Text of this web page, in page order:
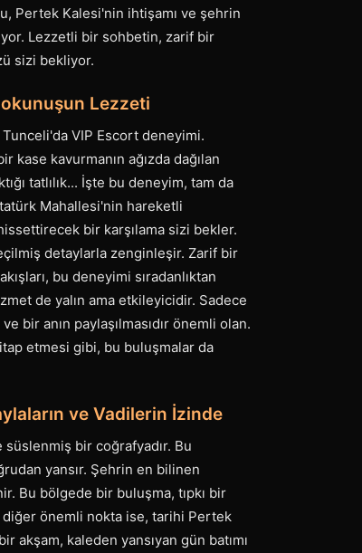
Pertek Kalesi'nin ihtişamı ve şehrin
Lezzetli bir sohbetin, zarif bir
sizi bekliyor.
Lezzeti
Tunceli'da VIP Escort deneyimi.
kase kavurmanın ağızda dağılan
tatlılık... İşte bu deneyim, tam da
Mahallesi'nin hareketli
bir karşılama sizi bekler.
detaylarla zenginleşir. Zarif bir
bu deneyimi sıradanlıktan
de yalın ama etkileyicidir. Sadece
bir anın paylaşılmasıdır önemli olan.
etmesi gibi, bu buluşmalar da
ve Vadilerin İzinde
bir coğrafyadır. Bu
yansır. Şehrin en bilinen
Bu bölgede bir buluşma, tıpkı bir
diğer önemli nokta ise, tarihi Pertek
kaleden yansıyan gün batımı